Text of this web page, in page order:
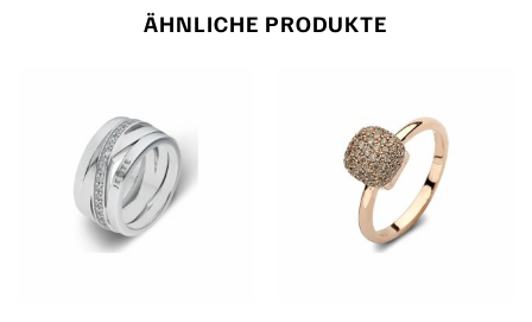
ÄHNLICHE PRODUKTE